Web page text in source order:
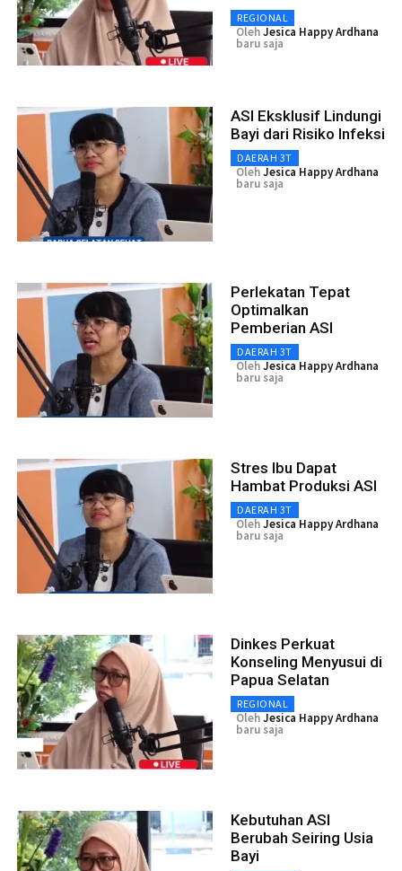
REGIONAL
OlehJesica Happy Ardhana
baru saja
ASI Eksklusif Lindungi
Bayi dari Risiko Infeksi
DAERAH 3T
OlehJesica Happy Ardhana
baru saja
Perlekatan Tepat
Optimalkan
Pemberian ASI
DAERAH 3T
OlehJesica Happy Ardhana
baru saja
Stres Ibu Dapat
Hambat Produksi ASI
DAERAH 3T
OlehJesica Happy Ardhana
baru saja
Dinkes Perkuat
Konseling Menyusui di
Papua Selatan
REGIONAL
OlehJesica Happy Ardhana
baru saja
Kebutuhan ASI
Berubah Seiring Usia
Bayi